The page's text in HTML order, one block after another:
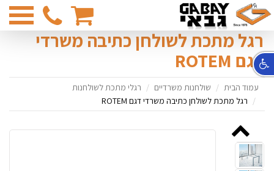
03-
6831374רגל מתכת לשולחן כתיבה משרדי
דגם ROTEM
עמוד הבית שולחנות משרדיים
רגלי מתכת לשולחנות
רגל מתכת לשולחן כתיבה משרדי דגם ROTEM